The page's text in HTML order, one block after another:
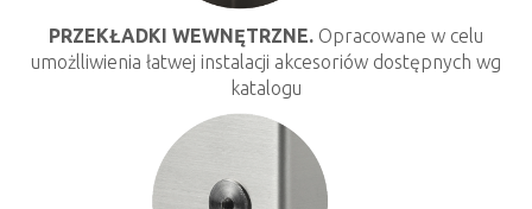
PRZEKŁADKI WEWNĘTRZNE. Opracowane w celu
umożlliwienia łatwej instalacji akcesoriów dostępnych wg
katalogu